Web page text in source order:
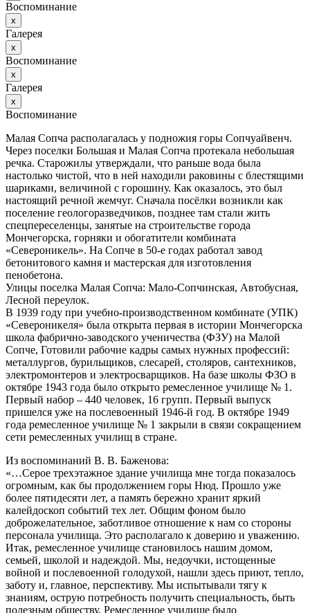
Воспоминание
х
Галерея
х
Воспоминание
х
Галерея
х
Воспоминание
Малая Сопча располагалась у подножия горы Сопчуайвенч.
Через поселки Большая и Малая Сопча протекала небольшая
речка. Старожилы утверждали, что раньше вода была
настолько чистой, что в ней находили раковины с блестящими
шариками, величиной с горошину. Как оказалось, это был
настоящий речной жемчуг. Сначала посёлки возникли как
поселение геологоразведчиков, позднее там стали жить
спецпереселенцы, занятые на строительстве города
Мончегорска, горняки и обогатители комбината
«Североникель». На Сопче в 50-е годах работал завод
бетонитового камня и мастерская для изготовления
пенобетона.
Улицы поселка Малая Сопча: Мало-Сопчинская, Автобусная,
Лесной переулок.
В 1939 году при учебно-производственном комбинате (УПК)
«Североникеля» была открыта первая в истории Мончегорска
школа фабрично-заводского ученичества (ФЗУ) на Малой
Сопче, Готовили рабочие кадры самых нужных профессий:
металлургов, бурильщиков, слесарей, столяров, сантехников,
электромонтеров и электросварщиков. На базе школы ФЗО в
октябре 1943 года было открыто ремесленное училище № 1.
Первый набор – 440 человек, 16 групп. Первый выпуск
пришелся уже на послевоенный 1946-й год. В октябре 1949
года ремесленное училище № 1 закрыли в связи сокращением
сети ремесленных училищ в стране.
Из воспоминаний В. В. Баженова:
«…Серое трехэтажное здание училища мне тогда показалось
огромным, как бы продолжением горы Нюд. Прошло уже
более пятидесяти лет, а память бережно хранит яркий
калейдоскоп событий тех лет. Общим фоном было
доброжелательное, заботливое отношение к нам со стороны
персонала училища. Это располагало к доверию и уважению.
Итак, ремесленное училище становилось нашим домом,
семьей, школой и надеждой. Мы, недоучки, истощенные
войной и послевоенной голодухой, нашли здесь приют, тепло,
заботу и, главное, перспективу. Мы испытывали тягу к
знаниям, острую потребность получить специальность, быть
полезным обществу. Ремесленное училище было